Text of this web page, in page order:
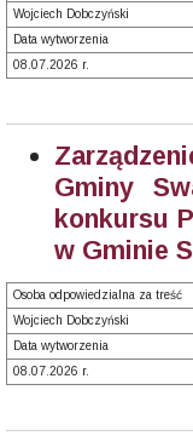
Wojciech Dobczyński
Data wytworzenia
08.07.2026 r.
Gminy
konkursu
w Gminie
Osoba odpowiedzialna za treść
Wojciech Dobczyński
Data wytworzenia
08.07.2026 r.